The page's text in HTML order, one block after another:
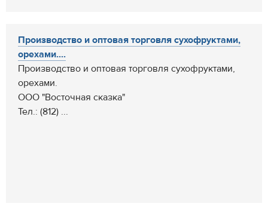
Производство и оптовая торговля сухофруктами,
орехами....
Производство и оптовая торговля сухофруктами,
орехами.
ООО "Восточная сказка"
Тел.: (812) ...